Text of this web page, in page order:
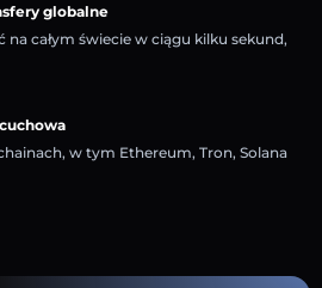
globalne
na całym świecie w ciągu kilku sekund,
w tym Ethereum, Tron, Solana